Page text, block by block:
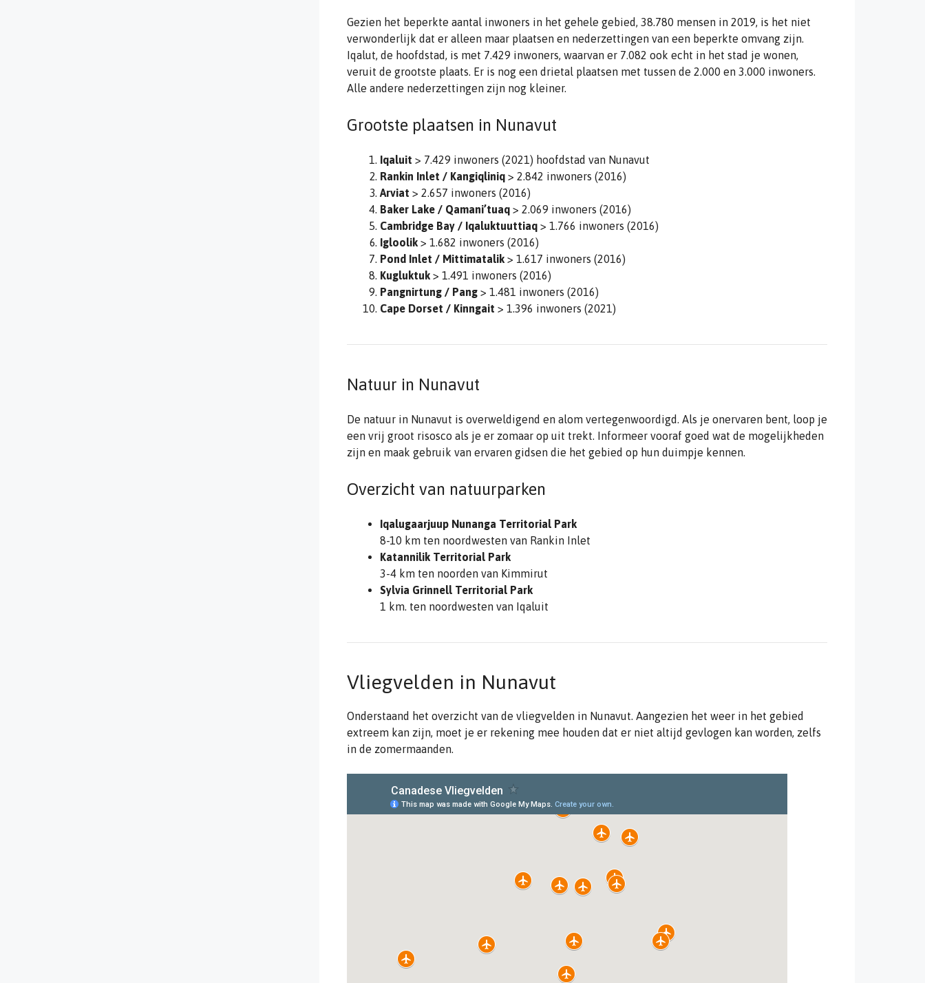
Gezien het beperkte aantal inwoners in het gehele gebied, 38.780 mensen in 2019, is het niet
verwonderlijk dat er alleen maar plaatsen en nederzettingen van een beperkte omvang zijn.
Iqalut, de hoofdstad, is met 7.429 inwoners, waarvan er 7.082 ook echt in het stad je wonen,
veruit de grootste plaats. Er is nog een drietal plaatsen met tussen de 2.000 en 3.000 inwoners.
Alle andere nederzettingen zijn nog kleiner.
Grootste plaatsen in Nunavut
Iqaluit > 7.429 inwoners (2021) hoofdstad van Nunavut
Rankin Inlet / Kangiqliniq > 2.842 inwoners (2016)
Arviat > 2.657 inwoners (2016)
Baker Lake / Qamani’tuaq > 2.069 inwoners (2016)
Cambridge Bay / Iqaluktuuttiaq > 1.766 inwoners (2016)
Igloolik > 1.682 inwoners (2016)
Pond Inlet / Mittimatalik > 1.617 inwoners (2016)
Kugluktuk > 1.491 inwoners (2016)
Pangnirtung / Pang > 1.481 inwoners (2016)
Cape Dorset / Kinngait > 1.396 inwoners (2021)
Natuur in Nunavut
De natuur in Nunavut is overweldigend en alom vertegenwoordigd. Als je onervaren bent, loop je
een vrij groot risosco als je er zomaar op uit trekt. Informeer vooraf goed wat de mogelijkheden
zijn en maak gebruik van ervaren gidsen die het gebied op hun duimpje kennen.
Overzicht van natuurparken
Iqalugaarjuup Nunanga Territorial Park
8-10 km ten noordwesten van Rankin Inlet
Katannilik Territorial Park
3-4 km ten noorden van Kimmirut
Sylvia Grinnell Territorial Park
1 km. ten noordwesten van Iqaluit
Vliegvelden in Nunavut
Onderstaand het overzicht van de vliegvelden in Nunavut. Aangezien het weer in het gebied
extreem kan zijn, moet je er rekening mee houden dat er niet altijd gevlogen kan worden, zelfs
in de zomermaanden.